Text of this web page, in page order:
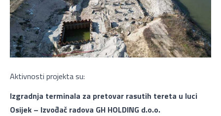
Aktivnosti projekta su:
Izgradnja terminala za pretovar rasutih tereta u luci
Osijek – Izvođač radova GH HOLDING d.o.o.